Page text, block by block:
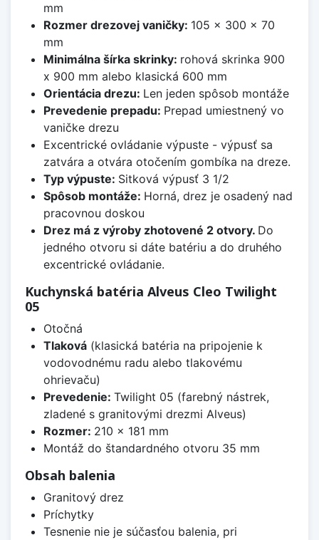
mm
Rozmer drezovej vaničky: 105 x 300 x 70
mm
Minimálna šírka skrinky: rohová skrinka 900
x 900 mm alebo klasická 600 mm
Orientácia drezu: Len jeden spôsob montáže
Prevedenie prepadu: Prepad umiestnený vo
vaničke drezu
Excentrické ovládanie výpuste - výpusť sa
zatvára a otvára otočením gombíka na dreze.
Typ výpuste: Sitková výpusť 3 1/2
Spôsob montáže: Horná, drez je osadený nad
pracovnou doskou
Drez má z výroby zhotovené 2 otvory. Do
jedného otvoru si dáte batériu a do druhého
excentrické ovládanie.
Kuchynská batéria Alveus Cleo Twilight
05
Otočná
Tlaková(klasická batéria na pripojenie k
vodovodnému radu alebo tlakovému
ohrievaču)
Prevedenie: Twilight 05 (farebný nástrek,
zladené s granitovými drezmi Alveus)
Rozmer: 210 x 181 mm
Montáž do štandardného otvoru 35 mm
Obsah balenia
Granitový drez
Príchytky
Tesnenie nie je súčasťou balenia, pri